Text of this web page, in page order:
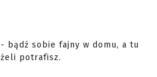
bądź sobie fajny w domu, a tu
potrafisz.